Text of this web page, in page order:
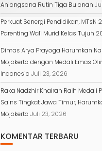
Anjangsana Rutin Tiga Bulanan
Perkuat Senergi Pendidikan, MTsN
Parenting Wali Murid Kelas Tujuh
Dimas Arya Prayoga Harumkan
Mojokerto dengan Medali Emas
Indonesia Juli 23, 2026
Raka Nadzhir Khairan Raih Medali
Sains Tingkat Jawa Timur,
Mojokerto Juli 23, 2026
KOMENTAR TERBARU